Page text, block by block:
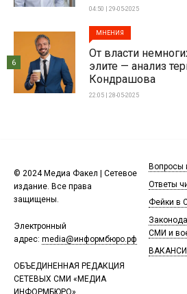
04:50 | 29-05-2025
МНЕНИЯ
От власти
элите — анализ
Кондрашова
22:05 | 28-05-2025
6
© 2024 Медиа Факел | Сетевое
издание. Все права
защищены.
Электронный
адрес: media@информбюро.рф
ОБЪЕДИНЕННАЯ РЕДАКЦИЯ
СЕТЕВЫХ СМИ «МЕДИА
ИНФОРМБЮРО»
Вопросы
Ответы
Фейки в
СМИ и